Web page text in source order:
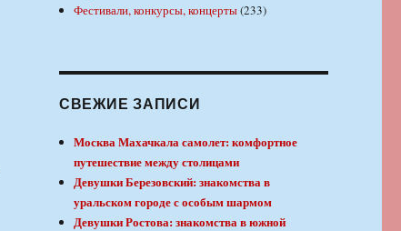
Фестивали, конкурсы, концерты(233)
СВЕЖИЕ ЗАПИСИ
Москва Махачкала самолет: комфортное
путешествие между столицами
Девушки Березовский: знакомства в
уральском городе с особым шармом
Девушки Ростова: знакомства в южной